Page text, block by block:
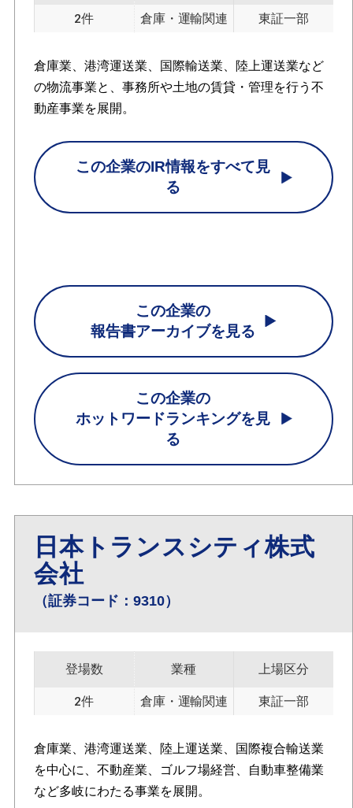
2件 倉庫・運輸関連 東証一部
倉庫業、港湾運送業、国際輸送業、陸上運送業など
の物流事業と、事務所や土地の賃貸・管理を行う不
動産事業を展開。
この企業のIR情報をすべて見
る
この企業の
報告書アーカイブを見る
この企業の
ホットワードランキングを見
る
日本トランスシティ株式
会社
（証券コード：9310）
登場数
2件
業種
倉庫・運輸関連
上場区分
東証一部
倉庫業、港湾運送業、陸上運送業、国際複合輸送業
を中心に、不動産業、ゴルフ場経営、自動車整備業
など多岐にわたる事業を展開。